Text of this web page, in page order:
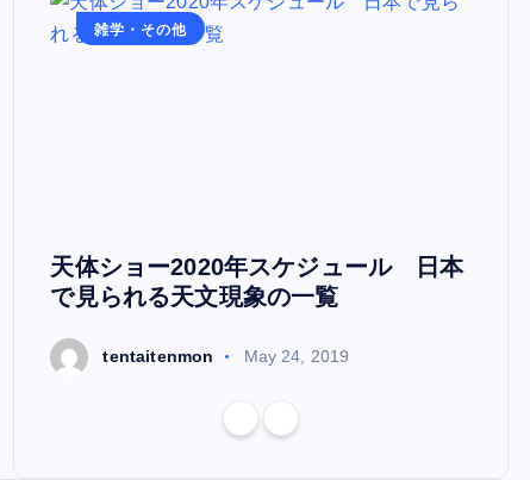
雑学・その他
天体ショー2020年スケジュール 日本
で見られる天文現象の一覧
tentaitenmon May 24, 2019